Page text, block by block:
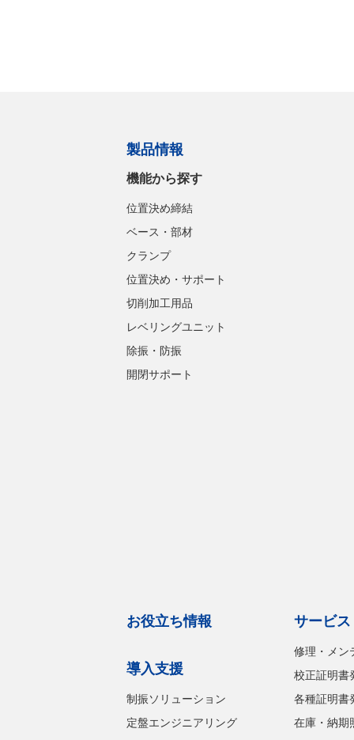
製品情報
機能から探す
位置決め締結
ベース・部材
クランプ
位置決め・サポート
切削加工用品
レベリングユニット
除振・防振
開閉サポート
お役立ち情報
導入支援
制振ソリューション
定盤エンジニアリング
サービ
修理・メン
校正証明書
各種証明書
在庫・納期